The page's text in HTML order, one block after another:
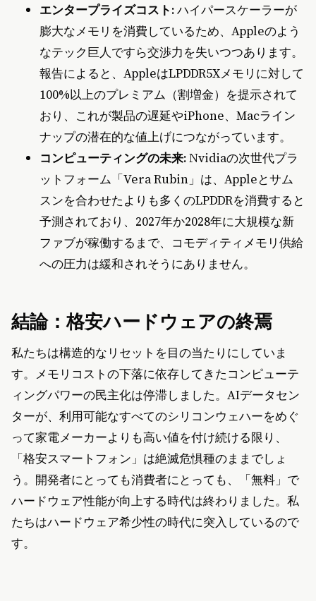
エンタープライズコスト:ハイパースケーラーが
膨大なメモリを消費しているため、Appleのよう
なテック巨人ですら交渉力を失いつつあります。
報告によると、AppleはLPDDR5Xメモリに対して
100%以上のプレミアム（割増金）を提示されて
おり、これが製品の遅延やiPhone、Macライン
ナップの潜在的な値上げにつながっています。
コンピューティングの未来:Nvidiaの次世代プラ
ットフォーム「Vera Rubin」は、Appleとサム
スンを合わせたよりも多くのLPDDRを消費すると
予測されており、2027年か2028年に大規模な新
ファブが稼働するまで、コモディティメモリ供給
への圧力は緩和されそうにありません。
結論：格安ハードウェアの終焉
私たちは構造的なリセットを目の当たりにしていま
す。メモリコストの下落に依存してきたコンピューテ
ィングパワーの民主化は停滞しました。AIデータセン
ターが、利用可能なすべてのシリコンウェハーをめぐ
って家電メーカーよりも高い値を付け続ける限り、
「格安スマートフォン」は絶滅危惧種のままでしょ
う。開発者にとっても消費者にとっても、「無料」で
ハードウェア性能が向上する時代は終わりました。私
たちはハードウェア希少性の時代に突入しているので
す。